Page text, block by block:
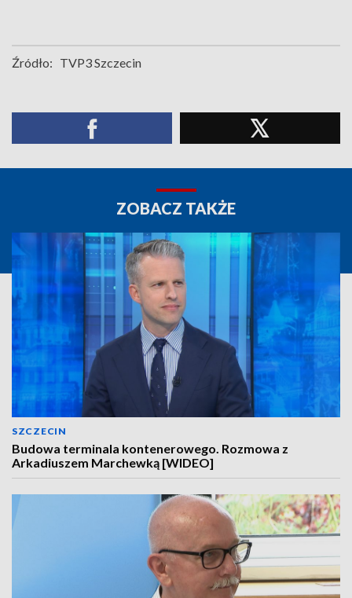
Źródło: TVP3 Szczecin
ZOBACZ TAKŻE
SZCZECIN
Budowa terminala kontenerowego. Rozmowa z
Arkadiuszem Marchewką [WIDEO]